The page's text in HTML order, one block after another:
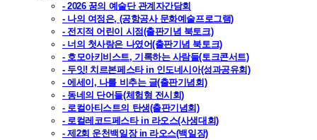
- 2026 꿈의 예술단 관계자간담회
- 나의 여정은, (공항공사 문화예술프로그램)
- 전지적 어린이 시점(출판기념 북토크)
- 너의 첫사랑은 나였어(출판기념 북토크)
- 호모아키비스트, 기록하는 사람들(토크콘서트)
- 두잇! 치르본페스타 in 인도네시아(성과공유회)
- 에세이, 나를 비추는 글(출판기념회)
- 동네의 단어들(체험형 전시회)
- 로컬아티스트의 탄생(출판기념회)
- 로컬레코드페스타 in 라오스(사생대회)
- 제2회 운천백일장 in 라오스(백일장)